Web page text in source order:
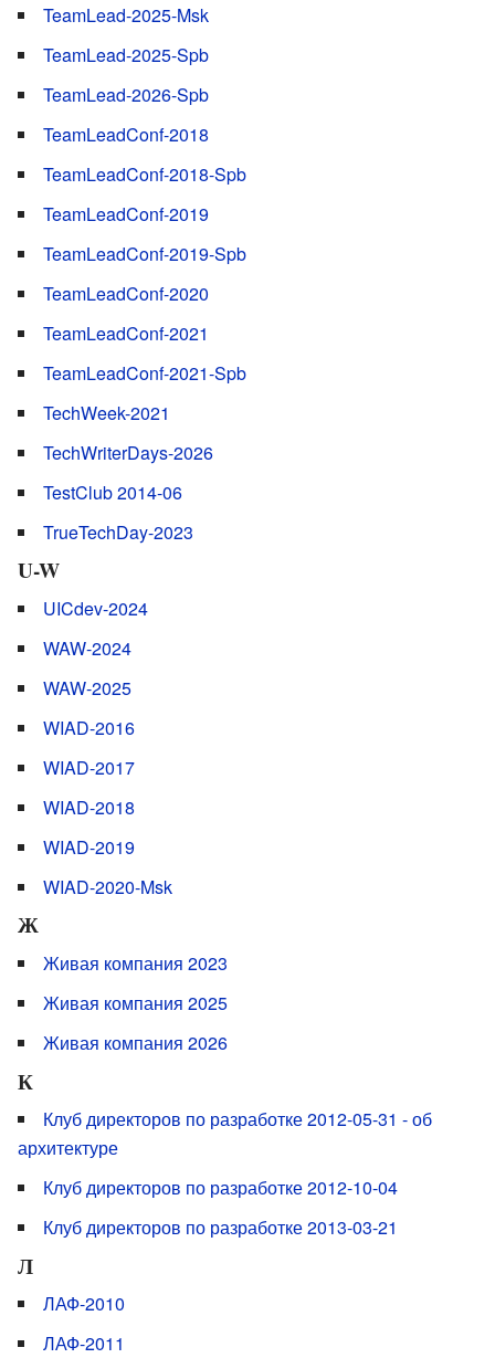
TeamLead-2025-Msk
TeamLead-2025-Spb
TeamLead-2026-Spb
TeamLeadConf-2018
TeamLeadConf-2018-Spb
TeamLeadConf-2019
TeamLeadConf-2019-Spb
TeamLeadConf-2020
TeamLeadConf-2021
TeamLeadConf-2021-Spb
TechWeek-2021
TechWriterDays-2026
TestClub 2014-06
TrueTechDay-2023
U-W
UICdev-2024
WAW-2024
WAW-2025
WIAD-2016
WIAD-2017
WIAD-2018
WIAD-2019
WIAD-2020-Msk
Ж
Живая компания 2023
Живая компания 2025
Живая компания 2026
К
Клуб директоров по разработке 2012-05-31 - об
архитектуре
Клуб директоров по разработке 2012-10-04
Клуб директоров по разработке 2013-03-21
Л
ЛАФ-2010
ЛАФ-2011